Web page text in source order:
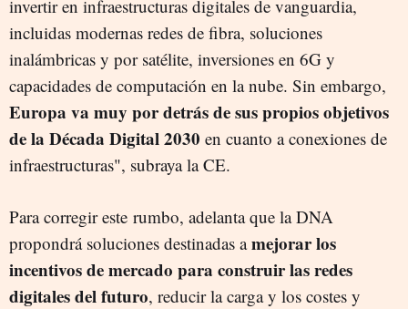
invertir en infraestructuras digitales de vanguardia,
incluidas modernas redes de fibra, soluciones
inalámbricas y por satélite, inversiones en 6G y
capacidades de computación en la nube. Sin embargo,
Europa va muy por detrás de sus propios objetivos
de la Década Digital 2030 en cuanto a conexiones de
infraestructuras", subraya la CE.
Para corregir este rumbo, adelanta que la DNA
propondrá soluciones destinadas amejorar los
incentivos de mercado para construir las redes
digitales del futuro, reducir la carga y los costes y